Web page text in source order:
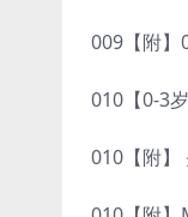
009【附】
010【0-3
010【附】